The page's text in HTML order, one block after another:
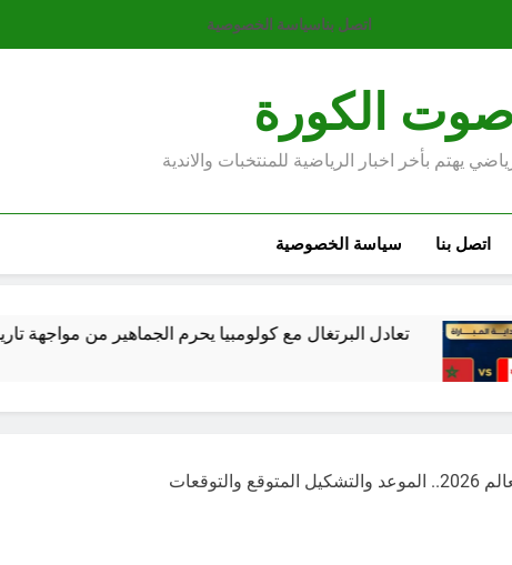
اتصل بنا سياسة الخصوصية
صوت الكورة
يهتم بأخر اخبار الرياضية للمنتخبات والاندية
اتصل بنا سياسة الخصوصية
البرتغال مع كولومبيا يحرم الجماهير من مواجهة تاريخية بين ميسي